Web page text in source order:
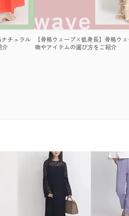
ナチュラル
介
【骨格ウェーブ×低身長】骨格ウ
徴やアイテムの選び方をご紹介